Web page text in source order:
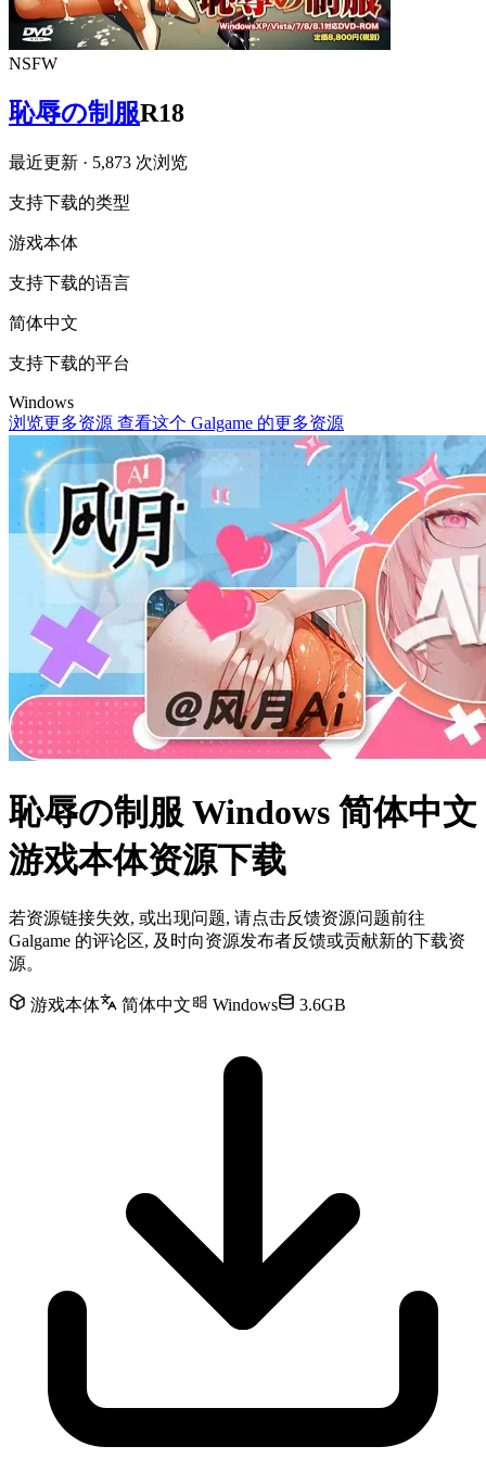
NSFW
恥辱の制服R18
最近更新 · 5,873 次浏览
支持下载的类型
游戏本体
支持下载的语言
简体中文
支持下载的平台
Windows
浏览更多资源 查看这个 Galgame 的更多资源
恥辱の制服 Windows 简体中文
游戏本体资源下载
若资源链接失效, 或出现问题, 请点击反馈资源问题前往
Galgame 的评论区, 及时向资源发布者反馈或贡献新的下载资
源。
游戏本体 简体中文 Windows 3.6GB